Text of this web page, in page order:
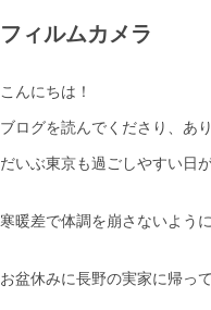
フィルムカメラ
こんにちは！
ブログを読んでくださり、あ
だいぶ東京も過ごしやすい日
寒暖差で体調を崩さないよう
お盆休みに長野の実家に帰っ